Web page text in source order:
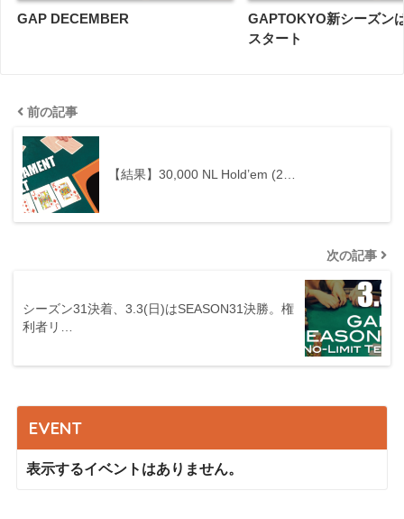
GAP DECEMBER
GAPTOKYO新シーズン
スタート
前の記事
【結果】30,000 NL Hold’em (2…
次の記事
シーズン31決着、3.3(日)はSEASON31決勝。権
利者リ…
EVENT
表示するイベントはありません。